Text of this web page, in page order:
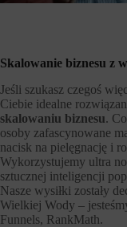
Skalowanie biznesu z
Jeśli szukasz czegoś
Ciebie idealne
skalowaniu biznesu.
osoby zafascynowane
nacisk na pielęgnację i
Wykorzystujemy ultra
sztucznej inteligencji
Nasze wysiłki zostały
Wielkiej Wody –
Funnels, RankMath.